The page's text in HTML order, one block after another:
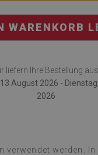
WARENKORB
liefern Ihre Bestellung
August 2026 -
2026
verwendet werden.